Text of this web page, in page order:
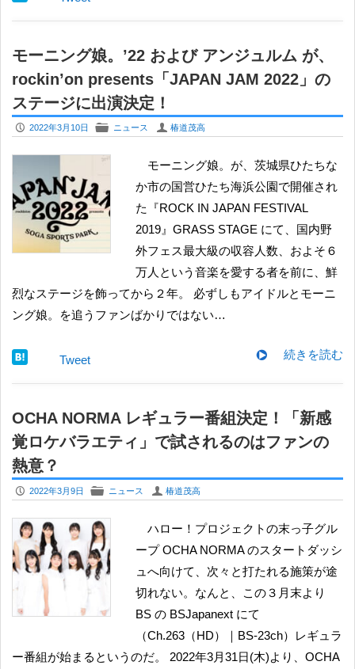
モーニング娘。’22 および アンジュルム が、
rockin’on presents「JAPAN JAM 2022」の
ステージに出演決定！
P 2022年3月10日 F ニュース U 椿道茂高
モーニング娘。が、茨城県ひたちな
か市の国営ひたち海浜公園で開催され
た『ROCK IN JAPAN FESTIVAL
2019』GRASS STAGE にて、国内野
外フェス最大級の収容人数、およそ６
万人という音楽を愛する者を前に、鮮
烈なステージを飾ってから２年。 必ずしもアイドルとモーニ
ング娘。を追うファンばかりではない…
続きを読む
Tweet
OCHA NORMA レギュラー番組決定！「新感
覚ロケバラエティ」で試されるのはファンの
熱意？
P 2022年3月9日 F ニュース U 椿道茂高
ハロー！プロジェクトの末っ子グル
ープ OCHA NORMA のスタートダッシ
ュへ向けて、次々と打たれる施策が途
切れない。なんと、この３月末より
BS の BSJapanext にて
（Ch.263（HD）｜BS-23ch）レギュラ
ー番組が始まるというのだ。 2022年3月31日(木)より、OCHA